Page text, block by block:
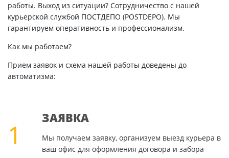
работы. Выход из ситуации? Сотрудничество с нашей
курьерской службой ПОСТДЕПО (POSTDEPO). Мы
гарантируем оперативность и профессионализм.
Как мы работаем?
Прием заявок и схема нашей работы доведены до
автоматизма:
1
ЗАЯВКА
Мы получаем заявку, организуем выезд курьера в
ваш офис для оформления договора и забора